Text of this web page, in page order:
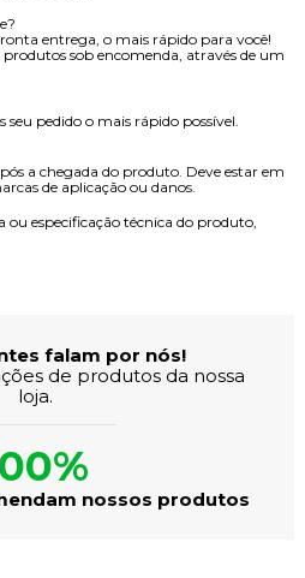
entrega, o mais rápido para você!
sob encomenda, através de um
pedido o mais rápido possível.
a chegada do produto. Deve estar em
de aplicação ou danos.
especificação técnica do produto,
falam por nós!
de produtos da nossa
loja.
nossos produtos